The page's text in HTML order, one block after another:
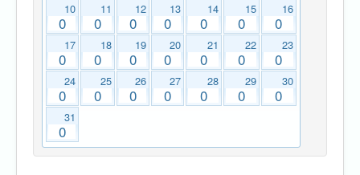
10
0
11
0
12
0
13
0
14
0
15
0
16
0
17
0
18
0
19
0
20
0
21
0
22
0
23
0
24
0
25
0
26
0
27
0
28
0
29
0
30
0
31
0